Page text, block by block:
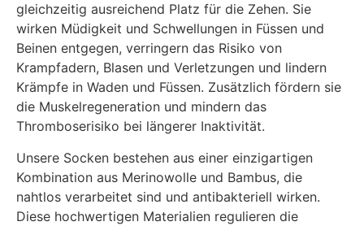
gleichzeitig ausreichend Platz für die Zehen. Sie
wirken Müdigkeit und Schwellungen in Füssen und
Beinen entgegen, verringern das Risiko von
Krampfadern, Blasen und Verletzungen und lindern
Krämpfe in Waden und Füssen. Zusätzlich fördern sie
die Muskelregeneration und mindern das
Thromboserisiko bei längerer Inaktivität.
Unsere Socken bestehen aus einer einzigartigen
Kombination aus Merinowolle und Bambus, die
nahtlos verarbeitet sind und antibakteriell wirken.
Diese hochwertigen Materialien regulieren die